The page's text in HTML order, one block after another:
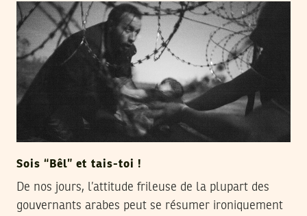
Sois “Bêl” et tais-toi !
De nos jours, l’attitude frileuse de la plupart des
gouvernants arabes peut se résumer ironiquement